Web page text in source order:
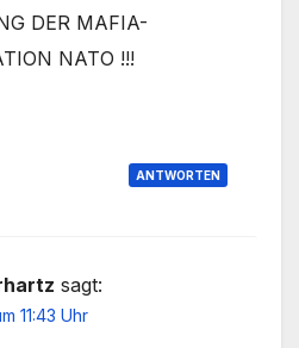
DER MAFIA-
NATO !!!
ANTWORTEN
sagt:
11:43 Uhr